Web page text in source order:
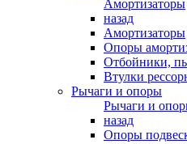
Амортизаторы
назад
Амортизаторы
Опоры
Отбойники,
Втулки
Рычаги и опоры
Рычаги и
назад
Опоры